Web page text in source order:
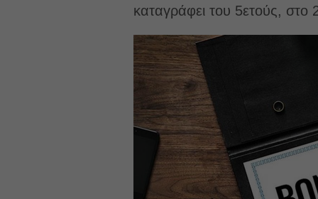
καταγράφει του 5ετούς, στο